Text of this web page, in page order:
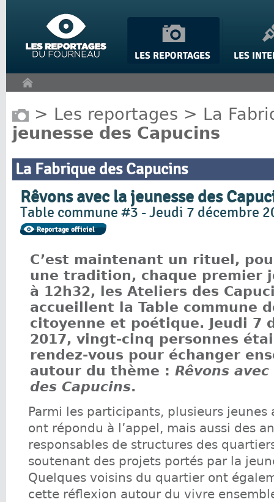
> Les reportages > La
jeunesse des Capucins
La Fabrique des Capucins
Rêvons avec la jeunesse des
Table commune #3 - Jeudi 7 décembre
C’est maintenant un rituel,
une tradition, chaque premier
à 12h32, les Ateliers des
accueillent
la Table commune
citoyenne et poétique. Jeudi 7
2017, vingt-cinq personnes
rendez-vous pour échanger
autour du thème : Rêvons
des Capucins.
Parmi les participants, plusieurs jeunes
ont répondu à l’appel, mais aussi des
responsables de structures des
soutenant des projets portés par la
Quelques voisins du quartier ont
cette réflexion autour du vivre